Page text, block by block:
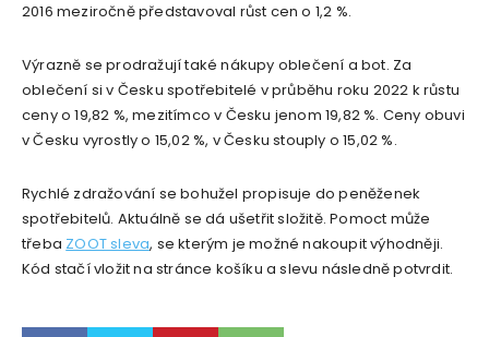
2016 meziročně představoval růst cen o 1,2 %.
Výrazně se prodražují také nákupy oblečení a bot. Za
oblečení si v Česku spotřebitelé v průběhu roku 2022 k růstu
ceny o 19,82 %, mezitímco v Česku jenom 19,82 %. Ceny obuvi
v Česku vyrostly o 15,02 %, v Česku stouply o 15,02 %.
Rychlé zdražování se bohužel propisuje do peněženek
spotřebitelů. Aktuálně se dá ušetřit složitě. Pomoct může
třeba ZOOT sleva, se kterým je možné nakoupit výhodněji.
Kód stačí vložit na stránce košíku a slevu následně potvrdit.